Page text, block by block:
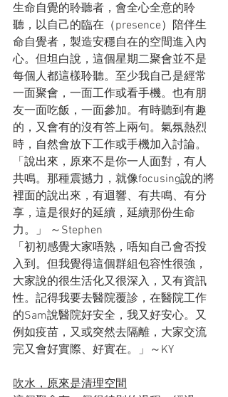
生命自覺的聆聽者，會全心全意的聆
聽，以自己的臨在（presence）陪伴生
命自覺者，製造安穩自在的空間進入內
心。但坦白說，這個星期二聚會並不是
每個人都這樣聆聽。至少我自己是經常
一面聚會，一面工作或看手機。也有朋
友一面吃飯，一面參加。有時聽到有趣
的，又會有的沒有答上兩句。氣氛熱烈
時，自然會放下工作或手機加入討論。
「說出來，原來不是你一人面對，有人
共鳴。那種震撼力，就像focusing說的將
裡面的說出來，有迴響、有共鳴、有分
享，這是很好的延續，延續那份生命
力。」 ～Stephen
「初初感覺大家唔熟，唔知自己會否投
入到。但我覺得這個群組包容性很強，
大家說的很生活化又很深入，又有資訊
性。記得我要去醫院覆診，在醫院工作
的Sam說醫院好安全，我又好安心。又
例如疫苗，又或突然去隔離，大家交流
完又會好實際、好實在。」～KY
吹水，原來是清理空間